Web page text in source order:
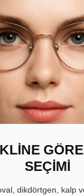
SEÇİMİ
dikdörtgen, kalp